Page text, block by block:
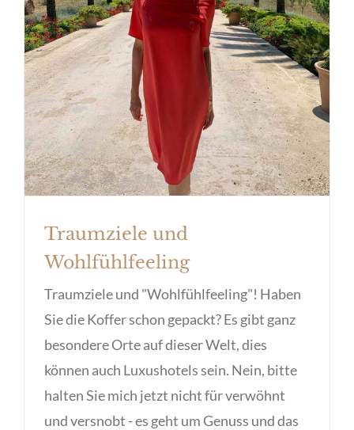
Traumziele und Wohlfühlfeeling
Traumziele und
Wohlfühlfeeling
Traumziele und "Wohlfühlfeeling"! Haben
Sie die Koffer schon gepackt? Es gibt ganz
besondere Orte auf dieser Welt, dies
können auch Luxushotels sein. Nein, bitte
halten Sie mich jetzt nicht für verwöhnt
und versnobt - es geht um Genuss und das